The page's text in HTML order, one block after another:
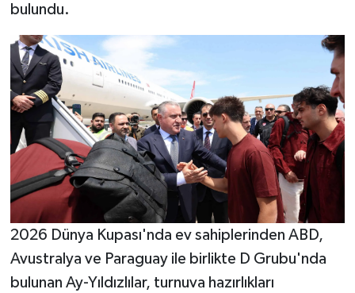
bulundu.
2026 Dünya Kupası'nda ev sahiplerinden ABD,
Avustralya ve Paraguay ile birlikte D Grubu'nda
bulunan Ay-Yıldızlılar, turnuva hazırlıkları